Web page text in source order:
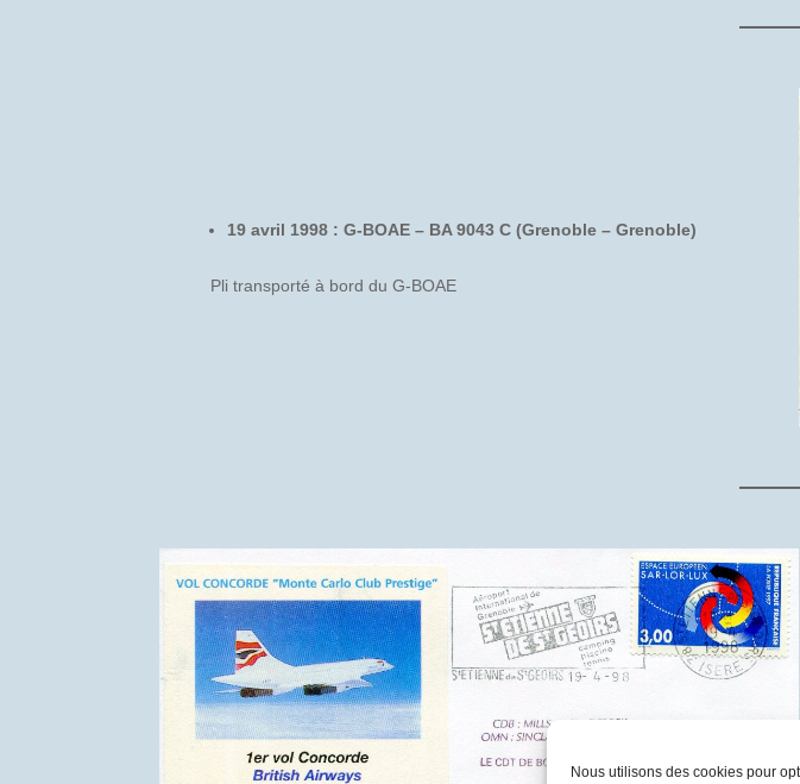
Nous utilisons des cookies pour
19 avril 1998 : G-BOAE – BA 9043 C (Grenoble – Grenoble)
Pli transporté à bord du G-BOAE